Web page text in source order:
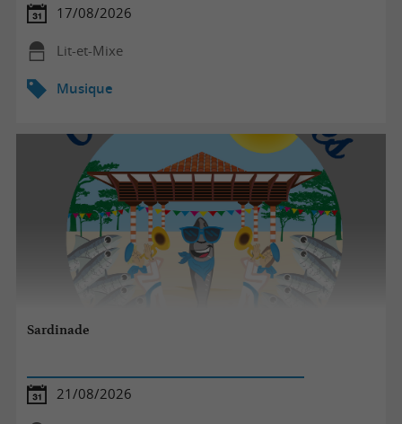
17/08/2026
Lit-et-Mixe
Musique
Sardinade
21/08/2026